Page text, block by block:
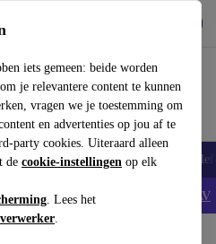
iets gemeen: beide worden
je relevantere content te kunnen
vragen we je toestemming om
en advertenties op jou af te
party cookies. Uiteraard alleen
de cookie-instellingen op elk
. Lees het
.
Smartwatches Accessoires
- Code: IPHONEDEAL - AV